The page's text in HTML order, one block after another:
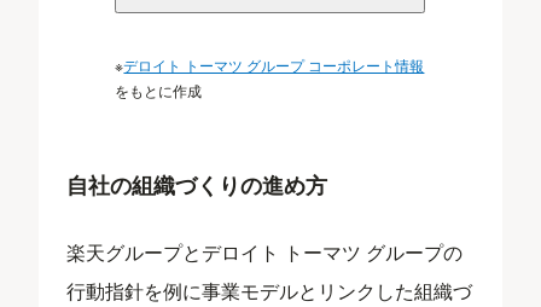
※デロイト トーマツ グループ コーポレート情報
をもとに作成
自社の組織づくりの進め方
楽天グループとデロイト トーマツ グループの
行動指針を例に事業モデルとリンクした組織づ